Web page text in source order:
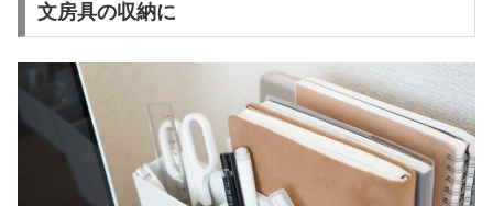
文房具の収納に